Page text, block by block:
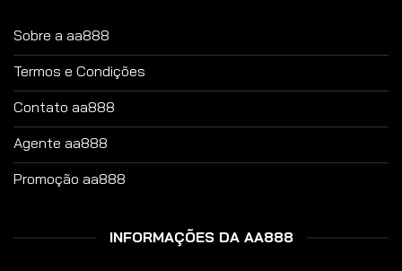
Sobre a aa888
Termos e Condições
Contato aa888
Agente aa888
Promoção aa888
INFORMAÇÕES DA AA888